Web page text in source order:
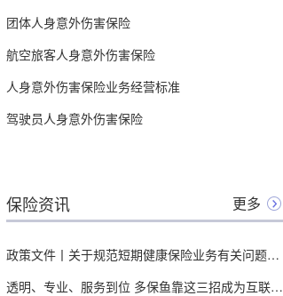
团体人身意外伤害保险
航空旅客人身意外伤害保险
人身意外伤害保险业务经营标准
驾驶员人身意外伤害保险
保险资讯 更多
政策文件丨关于规范短期健康保险业务有关问题的通知
透明、专业、服务到位 多保鱼靠这三招成为互联网保险领头羊